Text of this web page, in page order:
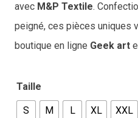
avec M&P Textile.
peigné, ces pièces uniques
boutique en ligne Geek art
Taille
S M L XL XXL